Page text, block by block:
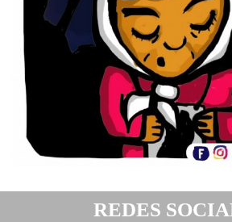
REDES